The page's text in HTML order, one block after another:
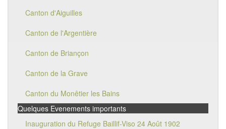
Canton d'Aiguilles
Canton de l'Argentière
Canton de Briançon
Canton de la Grave
Canton du Monêtier les Bains
Quelques Evenements importants
Inauguration du Refuge Baillif-Viso 24 Août 1902